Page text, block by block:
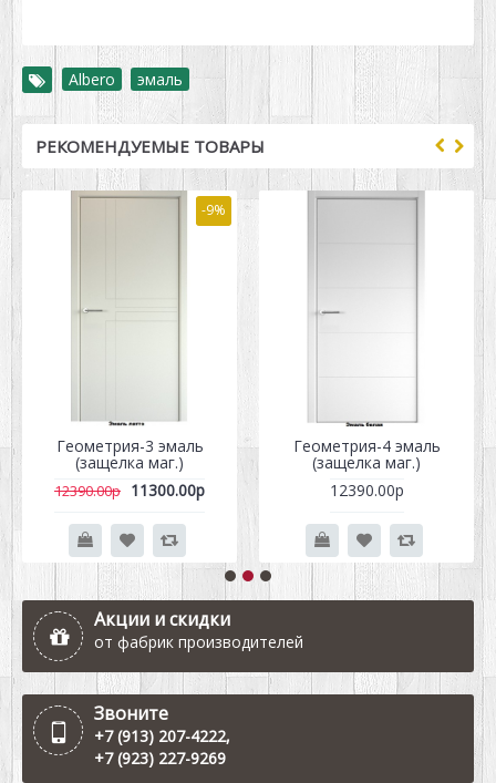
Albero эмаль
РЕКОМЕНДУЕМЫЕ ТОВАРЫ
-9%
Геометрия-3 эмаль
(защелка маг.)
12390.00р 11300.00р
Геометрия-4 эмаль
(защелка маг.)
12390.00р
Акции и скидки
от фабрик производителей
Звоните
+7 (913) 207-4222,
+7 (923) 227-9269